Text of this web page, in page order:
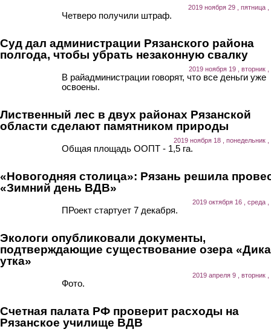
2019 ноября 29 , пятница ,
Четверо получили штраф.
Суд дал администрации Рязанского района
полгода, чтобы убрать незаконную свалку
2019 ноября 19 , вторник ,
В райадминистрации говорят, что все деньги уже
освоены.
Лиственный лес в двух районах Рязанской
области сделают памятником природы
2019 ноября 18 , понедельник ,
Общая площадь ООПТ - 1,5 га.
«Новогодняя столица»: Рязань решила
«Зимний день ВДВ»
2019 октября 16 , среда ,
ПРоект стартует 7 декабря.
Экологи опубликовали документы,
подтверждающие существование озера
утка»
2019 апреля 9 , вторник ,
Фото.
Счетная палата РФ проверит расходы на
Рязанское училище ВДВ